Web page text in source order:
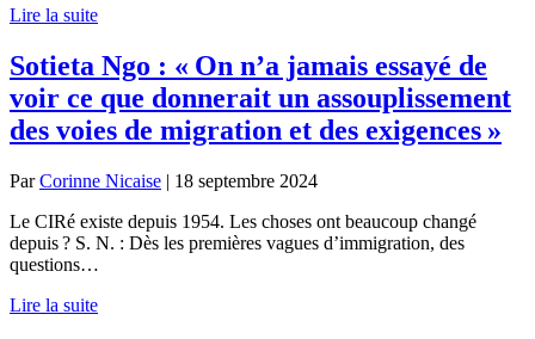
Lire la suite
Sotieta Ngo : « On n’a jamais essayé de
voir ce que donnerait un assouplissement
des voies de migration et des exigences »
ParCorinne Nicaise | 18 septembre 2024
Le CIRé existe depuis 1954. Les choses ont beaucoup changé
depuis ? S. N. : Dès les premières vagues d’immigration, des
questions…
Lire la suite